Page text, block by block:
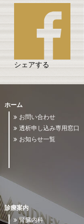
シェアする
ホーム
お問い合わせ
透析申し込み専用窓口
お知らせ一覧
診療案内
腎臓内科